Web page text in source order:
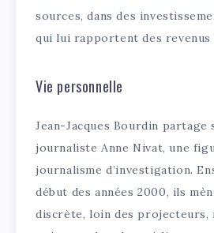
sources, dans des
qui lui rapportent des
Vie personnelle
Jean-Jacques Bourdin partage
journaliste Anne Nivat, une
journalisme d’investigation.
début des années 2000, ils
discrète, loin des projecteurs,